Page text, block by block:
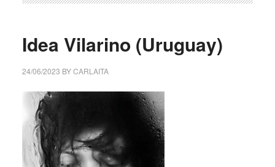
Idea Vilarino (Uruguay)
24/06/2023 BYCARLAITA